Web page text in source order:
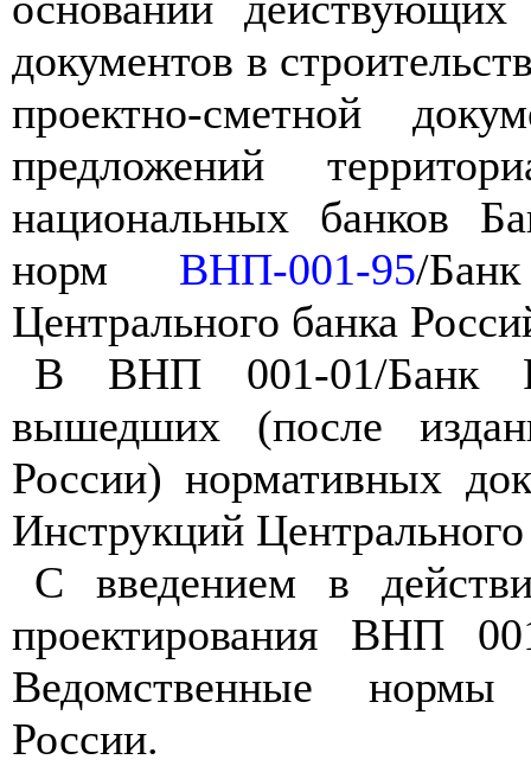
документов в
проектно-сметной
предложений
национальных банков
норм ВНП-001-95/
Центрального банка
В ВНП 001-01/Банк
вышедших (после
России) нормативных
Инструкций
С введением в
проектирования ВНП
Ведомственные
России.